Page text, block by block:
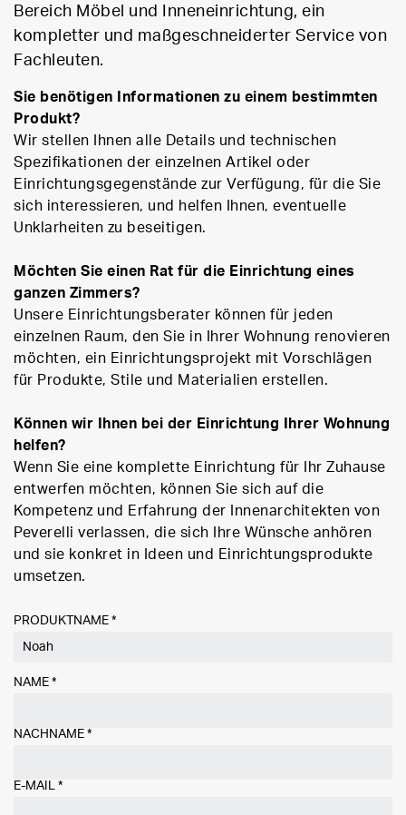
Bereich Möbel und Inneneinrichtung, ein
kompletter und maßgeschneiderter Service von
Fachleuten.
Sie benötigen Informationen zu einem bestimmten
Produkt?
Wir stellen Ihnen alle Details und technischen
Spezifikationen der einzelnen Artikel oder
Einrichtungsgegenstände zur Verfügung, für die Sie
sich interessieren, und helfen Ihnen, eventuelle
Unklarheiten zu beseitigen.
Möchten Sie einen Rat für die Einrichtung eines
ganzen Zimmers?
Unsere Einrichtungsberater können für jeden
einzelnen Raum, den Sie in Ihrer Wohnung renovieren
möchten, ein Einrichtungsprojekt mit Vorschlägen
für Produkte, Stile und Materialien erstellen.
Können wir Ihnen bei der Einrichtung Ihrer Wohnung
helfen?
Wenn Sie eine komplette Einrichtung für Ihr Zuhause
entwerfen möchten, können Sie sich auf die
Kompetenz und Erfahrung der Innenarchitekten von
Peverelli verlassen, die sich Ihre Wünsche anhören
und sie konkret in Ideen und Einrichtungsprodukte
umsetzen.
PRODUKTNAME *
NAME *
NACHNAME *
E-MAIL *